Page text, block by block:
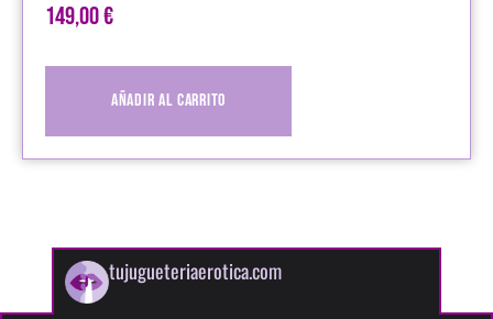
149,00€
Añadir al carrito
tujugueteriaerotica.com